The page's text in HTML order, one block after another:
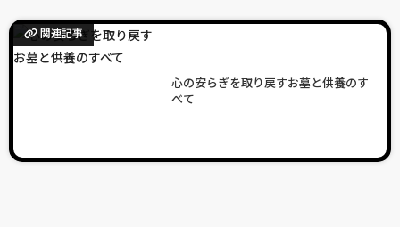
関連記事
心の安らぎを取り戻すお墓と供養のす
べて